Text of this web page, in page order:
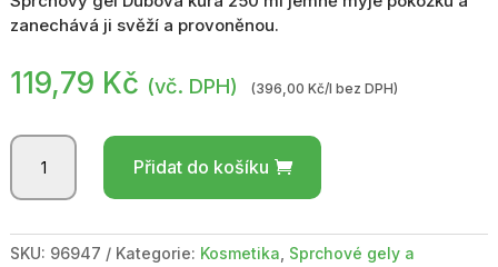
zanechává ji svěží a provoněnou.
119,79 Kč (vč. DPH) (396,00 Kč/l bez DPH)
Sprchový
Dubová
250
Přidat do košíku
SKU: 96947 Kategorie: Kosmetika Sprchové gely a